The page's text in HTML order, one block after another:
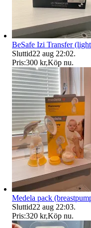
BeSafe Izi Transfer
Sluttid22 aug 22:02.
Pris:300 kr,Köp nu.
Medela pack
Sluttid22 aug 22:03.
Pris:320 kr,Köp nu.